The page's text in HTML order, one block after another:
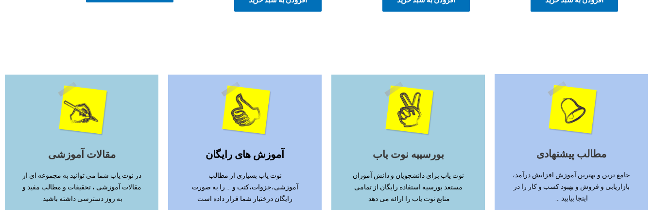
مطالب پیشنهادی
جامع ترین و بهترین آموزش افزایش درآمد،
بازاریابی و فروش و بهبود کسب و کار را در
اینجا بیابید ...
بورسییه نوت یاب
نوت یاب برای دانشجویان و دانش آموزان
مستعد بورسیه استفاده رایگان از تمامی
منابع نوت یاب را ارائه می دهد
آموزش های رایگان
نوت یاب بسیاری از مطالب
آموزشی،جزوات،کتب و ... را به صورت
رایگان درختیار شما قرار داده است
مقالات آموزشی
در نوت یاب شما می توانید به مجموعه ای از
مقالات آموزشی ، تحقیقات و مطالب مفید و
به روز دسترسی داشته باشید.